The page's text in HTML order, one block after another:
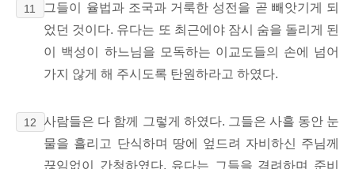
11 그들이 율법과 조국과 거룩한 성전을 곧 빼앗기게 되
었던 것이다. 유다는 또 최근에야 잠시 숨을 돌리게 된
이 백성이 하느님을 모독하는 이교도들의 손에 넘어
가지 않게 해 주시도록 탄원하라고 하였다.
12
사람들은 다 함께 그렇게 하였다. 그들은 사흘 동안 눈
물을 흘리고 단식하며 땅에 엎드려 자비하신 주님께
끊임없이 간청하였다. 유다는 그들을 격려하며 준비